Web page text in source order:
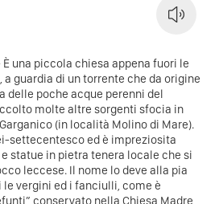
una piccola chiesa appena fuori le
guardia di un torrente che da origine
delle poche acque perenni del
molte altre sorgenti sfocia in
(in località Molino di Mare).
settecentesco ed è impreziosita
statue in pietra tenera locale che si
leccese. Il nome lo deve alla pia
vergini ed i fanciulli, come è
conservato nella Chiesa Madre